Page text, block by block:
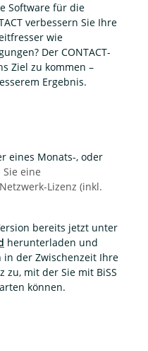
Software für die
verbessern Sie Ihre
wie
Der CONTACT-
Ziel zu kommen –
Ergebnis.
eines Monats-, oder
eine
Lizenz (inkl.
bereits jetzt unter
herunterladen und
der Zwischenzeit Ihre
zu, mit der Sie mit BiSS
können.